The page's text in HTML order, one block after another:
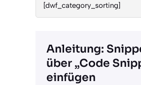
[dwf_category_sorting]
Anleitung:
über „Code
einfügen